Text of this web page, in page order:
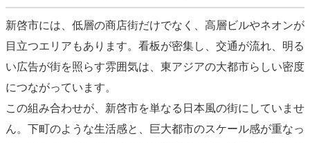
新啓市には、低層の商店街だけでなく、高層ビルやネオンが
目立つエリアもあります。看板が密集し、交通が流れ、明る
い広告が街を照らす雰囲気は、東アジアの大都市らしい密度
につながっています。
この組み合わせが、新啓市を単なる日本風の街にしていませ
ん。下町のような生活感と、巨大都市のスケール感が重なっ